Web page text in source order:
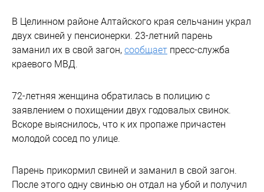
В Целинном районе Алтайского края сельчанин украл
двух свиней у пенсионерки. 23-летний парень
заманил их в свой загон, сообщает пресс-служба
краевого МВД.
72-летняя женщина обратилась в полицию с
заявлением о похищении двух годовалых свинок.
Вскоре выяснилось, что к их пропаже причастен
молодой сосед по улице.
Парень прикормил свиней и заманил в свой загон.
После этого одну свинью он отдал на убой и получил